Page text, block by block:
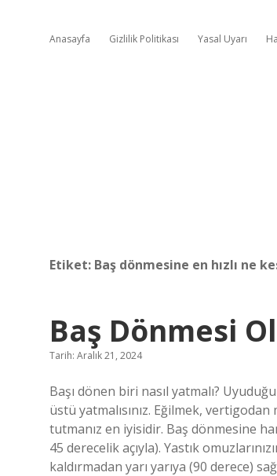
Anasayfa Gizlilik Politikası Yasal Uyarı
Etiket: Baş dönmesine en hızlı ne
Baş Dönmesi
Tarih: Aralık 21, 2024
Başı dönen biri nasıl yatmalı?
üstü yatmalısınız. Eğilmek,
tutmanız en iyisidir. Baş dönmesine
45 derecelik açıyla). Yastık
kaldırmadan yarı yarıya (90 derece)